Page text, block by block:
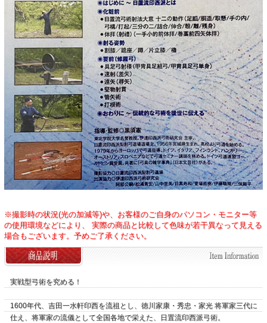
※撮影時の状況(光の加減等)や、お客様のご自身のパソコン・モニター等
の使用環境などにより、 実際の商品と比較して色味が若干異なって見える
場合もございます。予めご了承ください。
実戦型弓術を究める！
1600年代、吉田一水軒印西を流祖とし、徳川家康・秀忠・家光 将軍家三代に
仕え、将軍家の流儀として全国各地で栄えた、日置流印西派弓術。